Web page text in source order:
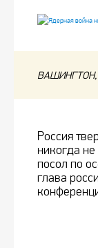
ВАШИНГТОН,
Россия
никогда
посол по
глава